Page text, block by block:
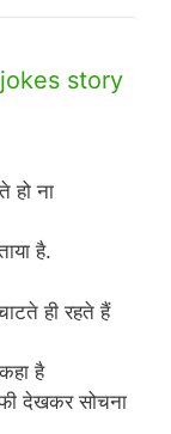
story
in hindi)
हो ना
है.
ही रहते हैं
है
देखकर सोचना